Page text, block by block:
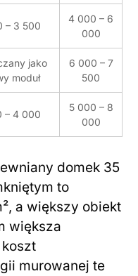
– 3 500
4 000 – 6
000
jako
moduł
6 000 – 7
500
– 4 000
5 000 – 8
000
domek 35
to
a większy obiekt
większa
murowanej te